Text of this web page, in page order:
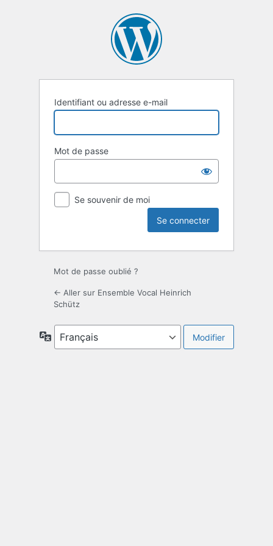
Identifiant ou adresse e-mail
Mot de passe
Se souvenir de moi
Mot de passe oublié ?
← Aller sur Ensemble Vocal Heinrich
Schütz
Langue